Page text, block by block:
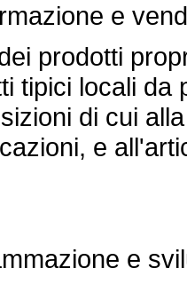
e
prodotti
tipici locali
di cui
e
e